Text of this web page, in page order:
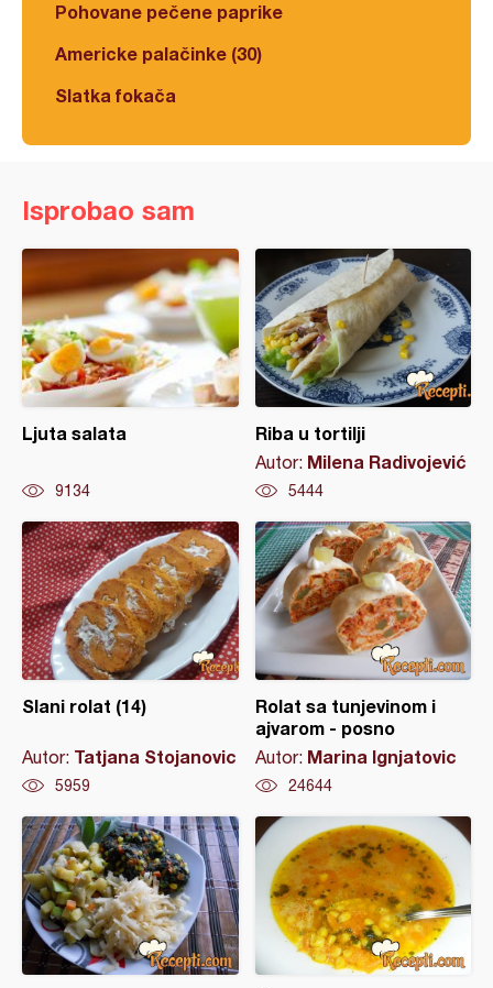
Pohovane pečene paprike
Americke palačinke (30)
Slatka fokača
Isprobao sam
Ljuta salata
9134
Riba u tortilji
Autor: Milena Radivojević
5444
Slani rolat (14)
Autor: Tatjana Stojanovic
5959
Rolat sa tunjevinom i
ajvarom - posno
Autor: Marina Ignjatovic
24644